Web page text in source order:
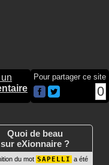
Pour partager ce site
0
Quoi de beau
sur eXionnaire ?
du mot SAPELLI a été